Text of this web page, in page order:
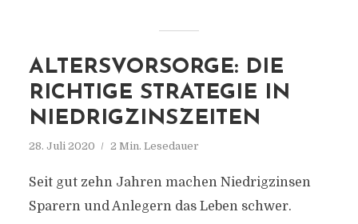
ALTERSVORSORGE: DIE
RICHTIGE STRATEGIE IN
NIEDRIGZINSZEITEN
28. Juli 2020 2 Min. Lesedauer
Seit gut zehn Jahren machen Niedrigzinsen
Sparern und Anlegern das Leben schwer.